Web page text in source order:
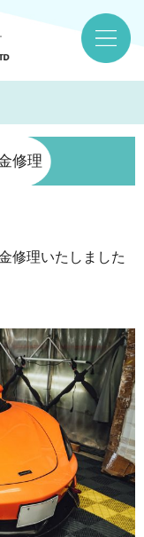
修理
修理いたしました